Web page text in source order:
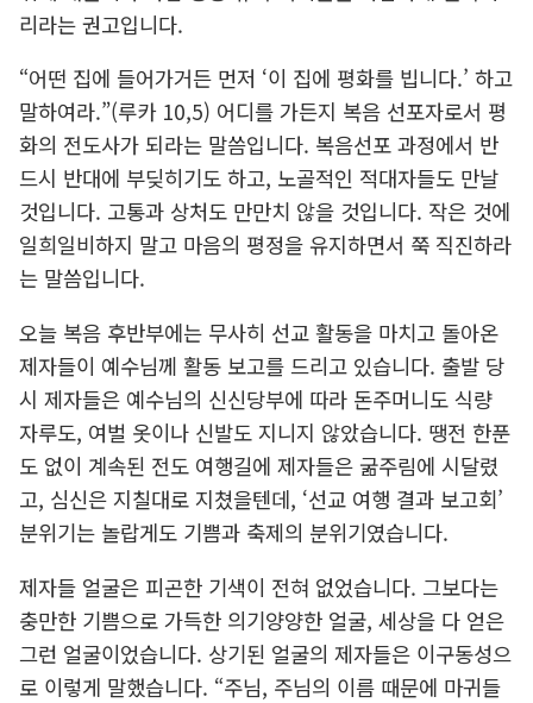
리라는 권고입니다.
“어떤 집에 들어가거든 먼저 ‘이 집에 평화를 빕니다.’ 하고
말하여라.”(루카 10,5) 어디를 가든지 복음 선포자로서 평
화의 전도사가 되라는 말씀입니다. 복음선포 과정에서 반
드시 반대에 부딪히기도 하고, 노골적인 적대자들도 만날
것입니다. 고통과 상처도 만만치 않을 것입니다. 작은 것에
일희일비하지 말고 마음의 평정을 유지하면서 쭉 직진하라
는 말씀입니다.
오늘 복음 후반부에는 무사히 선교 활동을 마치고 돌아온
제자들이 예수님께 활동 보고를 드리고 있습니다. 출발 당
시 제자들은 예수님의 신신당부에 따라 돈주머니도 식량
자루도, 여벌 옷이나 신발도 지니지 않았습니다. 땡전 한푼
도 없이 계속된 전도 여행길에 제자들은 굶주림에 시달렸
고, 심신은 지칠대로 지쳤을텐데, ‘선교 여행 결과 보고회’
분위기는 놀랍게도 기쁨과 축제의 분위기였습니다.
제자들 얼굴은 피곤한 기색이 전혀 없었습니다. 그보다는
충만한 기쁨으로 가득한 의기양양한 얼굴, 세상을 다 얻은
그런 얼굴이었습니다. 상기된 얼굴의 제자들은 이구동성으
로 이렇게 말했습니다. “주님, 주님의 이름 때문에 마귀들